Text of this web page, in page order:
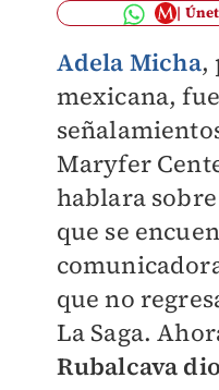
Adela Micha,
mexicana,
Maryfer
hablara
que se
que no
La Saga.
Rubalcava